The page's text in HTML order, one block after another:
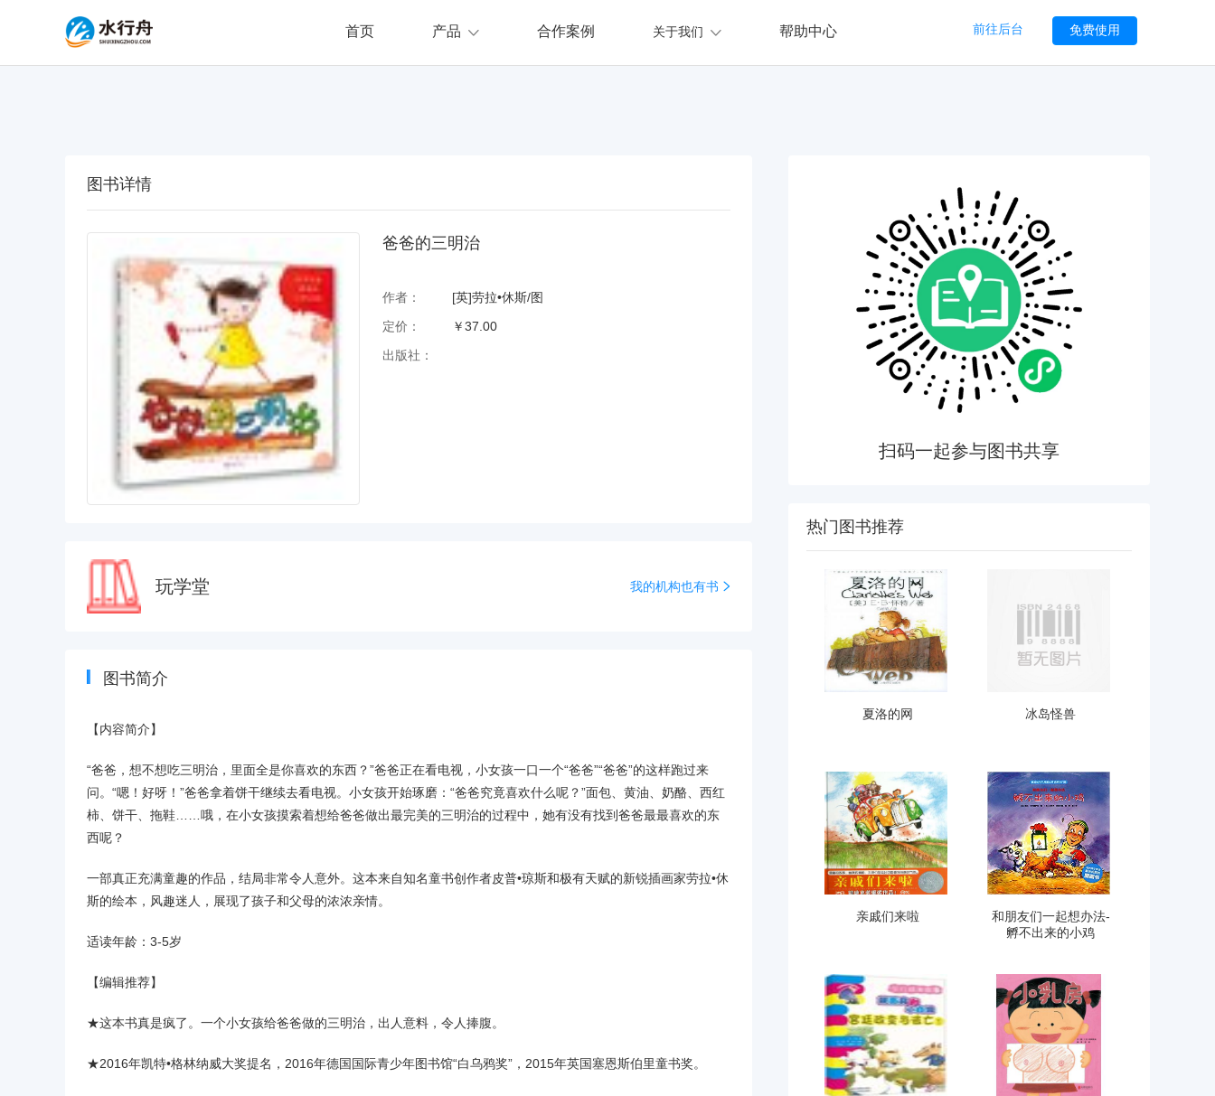
首页 产品 合作案例 关于我们 帮助中心 免费使用
前往后台
图书详情
爸爸的三明治
作者：
[英]劳拉•休斯/图
定价：
￥37.00
出版社：
玩学堂 我的机构也有书
图书简介
【内容简介】
“爸爸，想不想吃三明治，里面全是你喜欢的东西？”爸爸正在看电视，小女孩一口一个“爸爸”“爸爸”的这样跑过来
问。“嗯！好呀！”爸爸拿着饼干继续去看电视。小女孩开始琢磨：“爸爸究竟喜欢什么呢？”面包、黄油、奶酪、西红
柿、饼干、拖鞋……哦，在小女孩摸索着想给爸爸做出最完美的三明治的过程中，她有没有找到爸爸最最喜欢的东
西呢？
一部真正充满童趣的作品，结局非常令人意外。这本来自知名童书创作者皮普•琼斯和极有天赋的新锐插画家劳拉•休
斯的绘本，风趣迷人，展现了孩子和父母的浓浓亲情。
适读年龄：3-5岁
【编辑推荐】
★这本书真是疯了。一个小女孩给爸爸做的三明治，出人意料，令人捧腹。
★2016年凯特•格林纳威大奖提名，2016年德国国际青少年图书馆“白乌鸦奖”，2015年英国塞恩斯伯里童书奖。
扫码一起参与图书共享
热门图书推荐
夏洛的网 冰岛怪兽
亲戚们来啦
和朋友们一起想办法-
孵不出来的小鸡